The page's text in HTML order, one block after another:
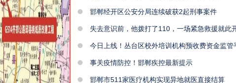
邯郸经开区公安分局连续破获2起刑事案件
失去意识前，他拨打了110，一场紧急救援就此
今日上线！丛台区校外培训机构预收费资金监管
事关疫情防控！邯郸疾控最新提示
邯郸市511家医疗机构实现异地就医直接结算